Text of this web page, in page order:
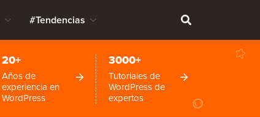
#Tendencias
20+
Años de
experiencia en
WordPress
3000+
Tutoriales de
WordPress de
expertos